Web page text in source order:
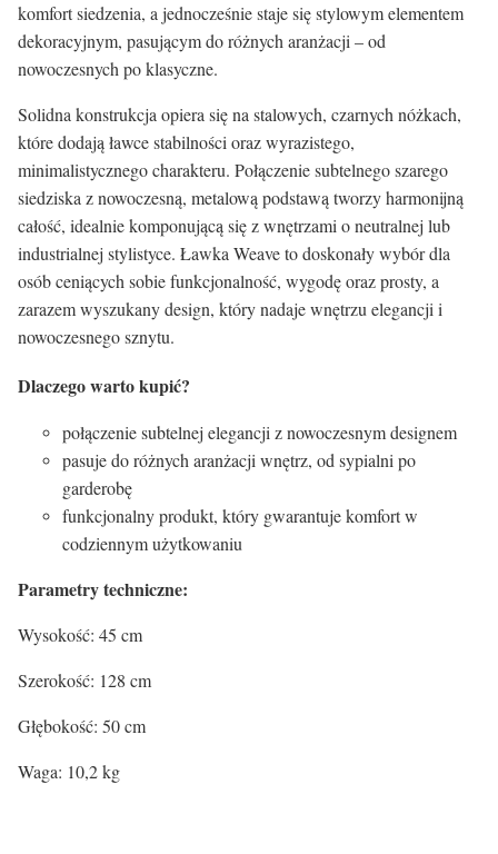
komfort siedzenia, a jednocześnie staje się stylowym elementem
dekoracyjnym, pasującym do różnych aranżacji – od
nowoczesnych po klasyczne.
Solidna konstrukcja opiera się na stalowych, czarnych nóżkach,
które dodają ławce stabilności oraz wyrazistego,
minimalistycznego charakteru. Połączenie subtelnego szarego
siedziska z nowoczesną, metalową podstawą tworzy harmonijną
całość, idealnie komponującą się z wnętrzami o neutralnej lub
industrialnej stylistyce. Ławka Weave to doskonały wybór dla
osób ceniących sobie funkcjonalność, wygodę oraz prosty, a
zarazem wyszukany design, który nadaje wnętrzu elegancji i
nowoczesnego sznytu.
Dlaczego warto kupić?
połączenie subtelnej elegancji z nowoczesnym designem
pasuje do różnych aranżacji wnętrz, od sypialni po
garderobę
funkcjonalny produkt, który gwarantuje komfort w
codziennym użytkowaniu
Parametry techniczne:
Wysokość: 45 cm
Szerokość: 128 cm
Głębokość: 50 cm
Waga: 10,2 kg